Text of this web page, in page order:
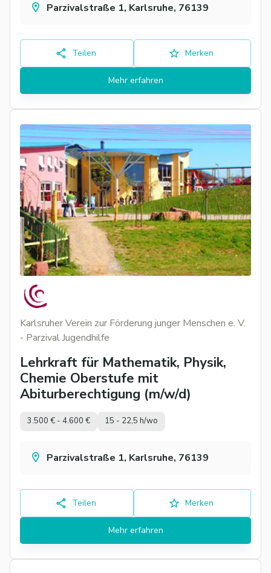
Parzivalstraße 1, Karlsruhe, 76139
Teilen Merken
Mehr erfahren
Karlsruher Verein zur Förderung junger Menschen e. V.
- Parzival Jugendhilfe
Lehrkraft für Mathematik, Physik,
Chemie Oberstufe mit
Abiturberechtigung (m/w/d)
3.500 € - 4.600 € 15 - 22,5 h/wo
Parzivalstraße 1, Karlsruhe, 76139
Teilen Merken
Mehr erfahren